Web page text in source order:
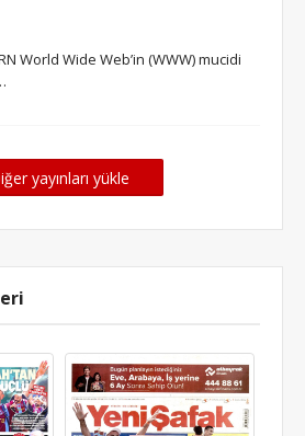
World Wide Web’in (WWW) mucidi
yayınları yükle